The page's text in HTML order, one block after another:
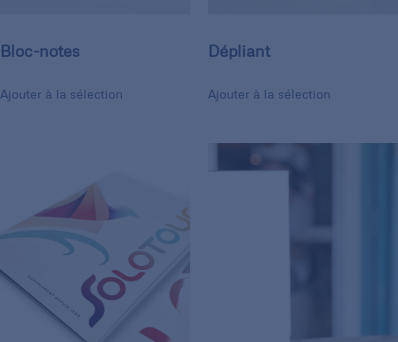
Bloc-notes
Ajouter à la sélection
Dépliant
Ajouter à la sélection